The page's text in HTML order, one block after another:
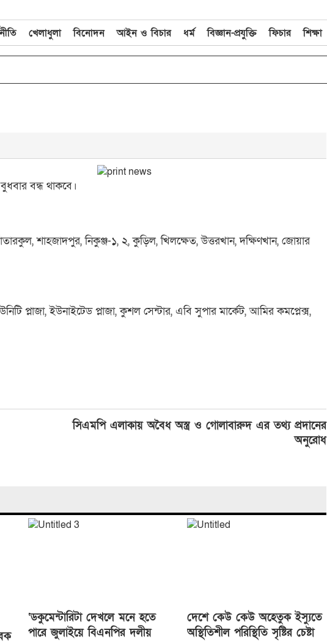
খেলাধুলা বিনোদন আইন ও বিচার ধর্ম বিজ্ঞান-প্রযুক্তি ফিচার শিক্ষা
বন্ধ থাকবে।
শাহজাদপুর, নিকুঞ্জ-১, ২, কুড়িল, খিলক্ষেত, উত্তরখান, দক্ষিণখান, জোয়ার
প্লাজা, ইউনাইটেড প্লাজা, কুশল সেন্টার, এবি সুপার মার্কেট, আমির কমপ্লেক্স,
সিএমপি এলাকায় অবৈধ অস্ত্র ও গোলাবারুদ এর তথ্য প্রদানের
অনুরোধ
‘ডকুমেন্টারিটা দেখলে মনে হতে
পারে জুলাইয়ে বিএনপির দলীয়
দেশে কেউ কেউ অহেতুক ইস্যুতে
অস্থিতিশীল পরিস্থিতি সৃষ্টির চেষ্টা